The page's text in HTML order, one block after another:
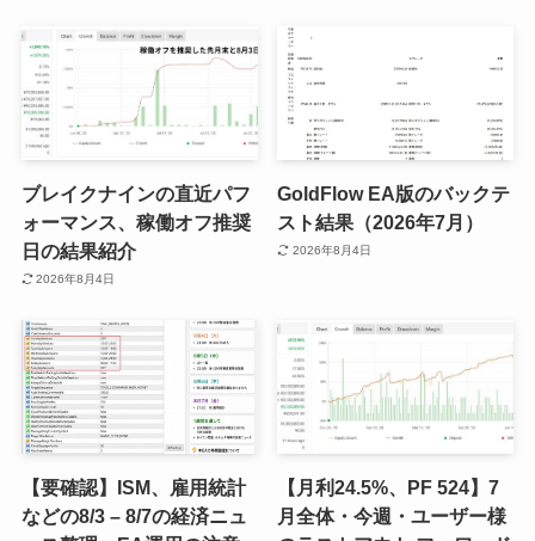
ブレイクナインの直近パフ
ォーマンス、稼働オフ推奨
日の結果紹介
2026年8月4日
GoldFlow EA版のバックテ
スト結果（2026年7月）
2026年8月4日
【要確認】ISM、雇用統計
などの8/3 – 8/7の経済ニュ
【月利24.5%、PF 524】7
月全体・今週・ユーザー様